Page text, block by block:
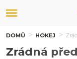
DOMŮ HOKEJ
Zrádná